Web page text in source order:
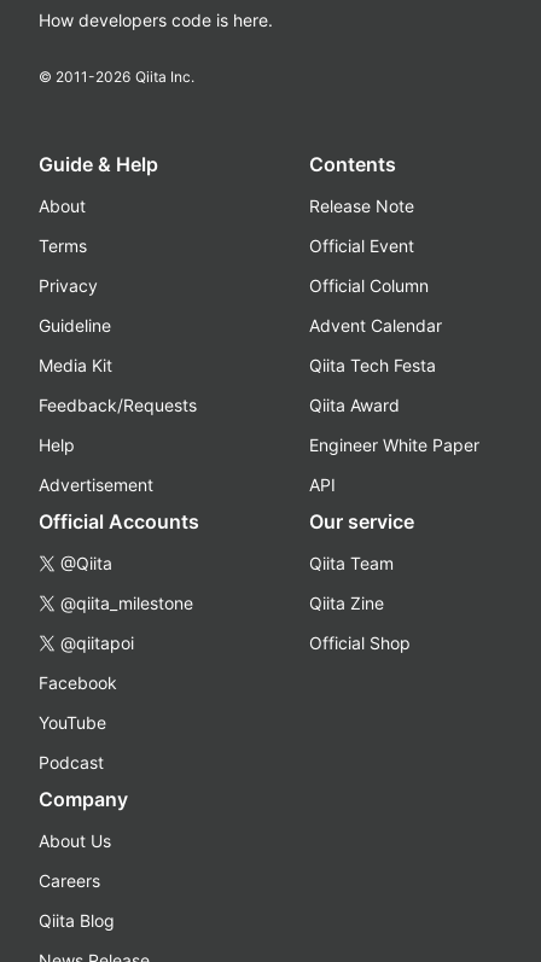
How developers code is here.
© 2011-2026 Qiita Inc.
Guide & Help
About
Terms
Privacy
Guideline
Media Kit
Feedback/Requests
Help
Advertisement
Contents
Release Note
Official Event
Official Column
Advent Calendar
Qiita Tech Festa
Qiita Award
Engineer White Paper
API
Official Accounts
@Qiita
@qiita_milestone
@qiitapoi
Facebook
YouTube
Podcast
Our service
Qiita Team
Qiita Zine
Official Shop
Company
About Us
Careers
Qiita Blog